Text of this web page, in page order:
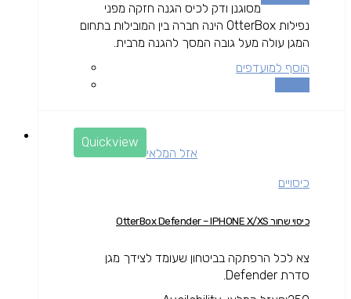
מסוגנן ודק לכיס הגנה חזקה מפני
נפילות OtterBox הינה חברה בין המובילות בתחום
המגן עולה מעל גובה המסך להגנה מרבית.
הוסף למועדפים
Quickview
אזל המלאי
כיסויים
כיסוי שחור OtterBox Defender – IPHONE X/XS
צא לכל הרפתקה בביטחון שעומד לצידך מגן
סדרת Defender.